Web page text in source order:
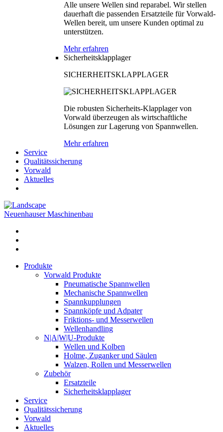
Alle unsere Wellen sind reparabel. Wir stellen
dauerhaft die passenden Ersatzteile für Vorwald-
Wellen bereit, um unsere Kunden optimal zu
unterstützen.
Mehr erfahren
Sicherheitsklapplager
SICHERHEITSKLAPPLAGER
Die robusten Sicherheits-Klapplager von
Vorwald überzeugen als wirtschaftliche
Lösungen zur Lagerung von Spannwellen.
Mehr erfahren
Service
Qualitätssicherung
Vorwald
Aktuelles
Neuenhauser Maschinenbau
Produkte
Vorwald Produkte
Pneumatische Spannwellen
Mechanische Spannwellen
Spannkupplungen
Spannköpfe und Adpater
Friktions- und Messerwellen
Wellenhandling
N|A|W|U-Produkte
Wellen und Kolben
Holme, Zuganker und Säulen
Walzen, Rollen und Messerwellen
Zubehör
Ersatzteile
Sicherheitsklapplager
Service
Qualitätssicherung
Vorwald
Aktuelles